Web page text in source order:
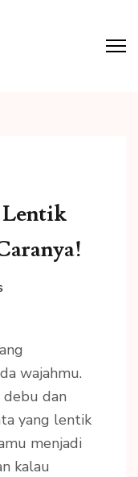
Lentik
wajahmu.
dan
yang lentik
menjadi
kalau